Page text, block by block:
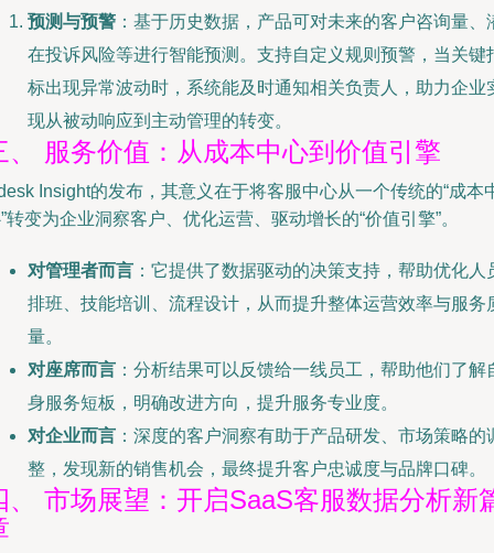
预测与预警 ：基于历史数据，产品可对未来的客户咨询量、
在投诉风险等进行智能预测。支持自定义规则预警，当关键
标出现异常波动时，系统能及时通知相关负责人，助力企业
现从被动响应到主动管理的转变。
、 服务价值：从成本中心到价值引擎
Insight的发布，其意义在于将客服中心从一个传统的“成本
转变为企业洞察客户、优化运营、驱动增长的“价值引擎”。
对管理者而言 ：它提供了数据驱动的决策支持，帮助优化人
排班、技能培训、流程设计，从而提升整体运营效率与服务
量。
对座席而言 ：分析结果可以反馈给一线员工，帮助他们了解
身服务短板，明确改进方向，提升服务专业度。
对企业而言 ：深度的客户洞察有助于产品研发、市场策略的
整，发现新的销售机会，最终提升客户忠诚度与品牌口碑。
、 市场展望：开启SaaS客服数据分析新